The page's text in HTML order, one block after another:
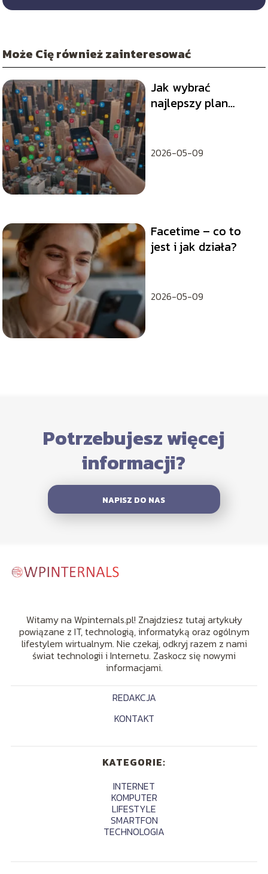
Może Cię również zainteresować
Jak wybrać
najlepszy plan
2026-05-09
Facetime – co to
jest i jak działa?
2026-05-09
Potrzebujesz więcej
informacji?
NAPISZ DO NAS
Witamy na Wpinternals.pl! Znajdziesz tutaj artykuły
powiązane z IT, technologią, informatyką oraz ogólnym
lifestylem wirtualnym. Nie czekaj, odkryj razem z nami
świat technologii i Internetu. Zaskocz się nowymi
informacjami.
REDAKCJA
KONTAKT
KATEGORIE:
INTERNET
KOMPUTER
LIFESTYLE
SMARTFON
TECHNOLOGIA